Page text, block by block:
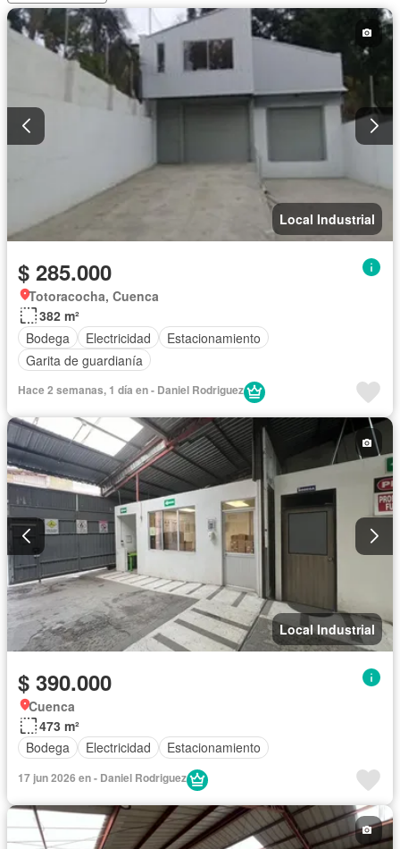
Local Industrial
$ 285.000
Totoracocha, Cuenca
382 m²
Bodega
Electricidad
Estacionamiento
Garita de guardianía
Hace 2 semanas, 1 día en - Daniel Rodriguez
Local Industrial
$ 390.000
Cuenca
473 m²
Bodega
Electricidad Estacionamiento
17 jun 2026 en - Daniel Rodriguez